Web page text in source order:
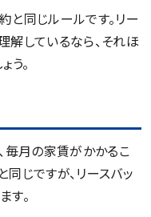
と同じルールです。リー
解しているなら、それほ
う。
毎月の家賃がかかるこ
じですが、リースバッ
す。